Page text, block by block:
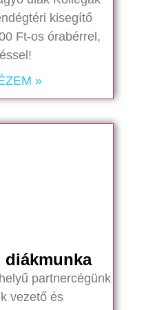
kisegítő
Ft-os órabérrel,
»
diákmunka
partnercégünk
vezető és